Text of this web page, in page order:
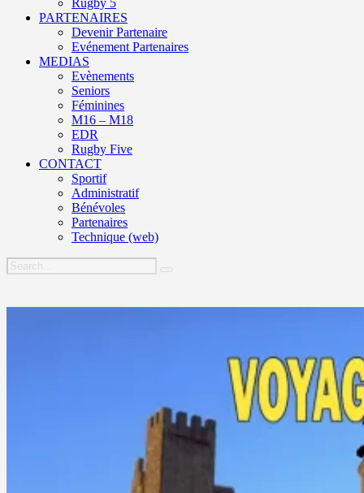
Rugby 5
PARTENAIRES
Devenir Partenaire
Evénement Partenaires
MEDIAS
Evènements
Seniors
Féminines
M16 – M18
EDR
Rugby Five
CONTACT
Sportif
Administratif
Bénévoles
Partenaires
Technique (web)